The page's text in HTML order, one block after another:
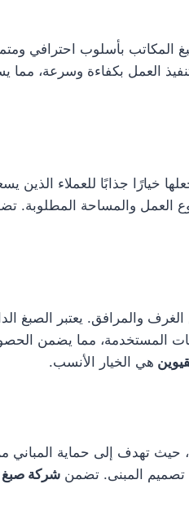
المكاتب بأسلوب احترافي
العمل بكفاءة وسرعة،
خيارًا جذابًا للعملاء
العمل والمساحة المطلوبة.
والمرافق. يعتبر
المستخدمة، مما يضمن
هي الخيار الأنسب.
تهدف إلى حماية المباني
تصميم المبنى. تضمن شركة صبغ